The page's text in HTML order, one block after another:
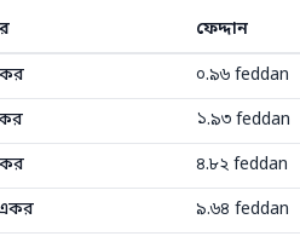
ফেদ্দান
০.৯৬ feddan
১.৯৩ feddan
৪.৮২ feddan
৯.৬৪ feddan